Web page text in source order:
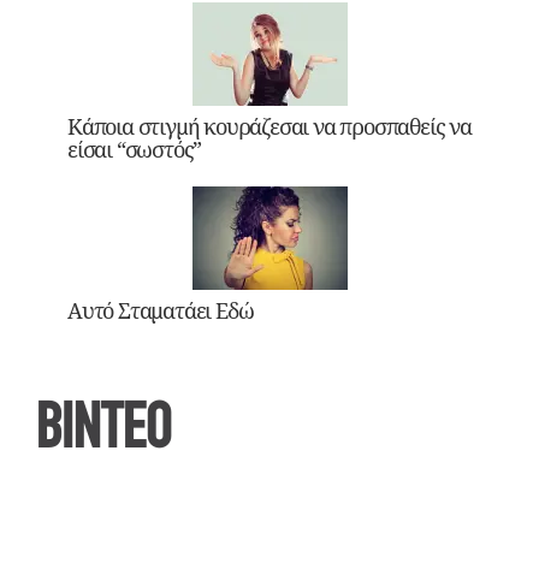
Κάποια στιγμή κουράζεσαι να προσπαθείς να
είσαι “σωστός”
Αυτό Σταματάει Εδώ
ΒΙΝΤΕΟ